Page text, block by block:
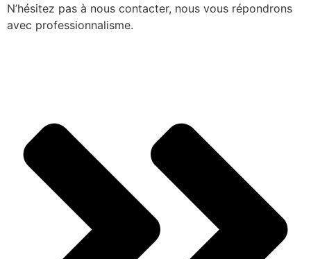
N’hésitez pas à nous contacter, nous vous répondrons
avec professionnalisme.